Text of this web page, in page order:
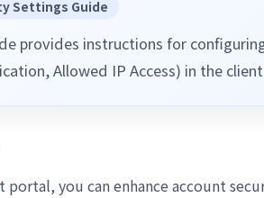
Settings Guide
provides instructions for
Allowed IP Access) in the
portal, you can enhance account